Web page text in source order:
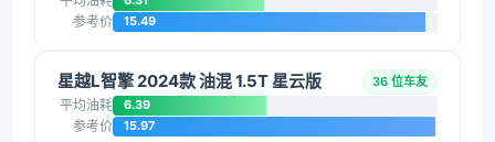
参考价 15.49
星越L智擎 2024款 油混 1.5T 星云版 36 位车友
平均油耗 6.39
参考价 15.97